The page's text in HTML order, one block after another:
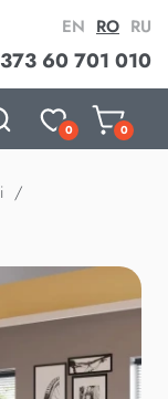
60 701 010
EN RO RU
0 0